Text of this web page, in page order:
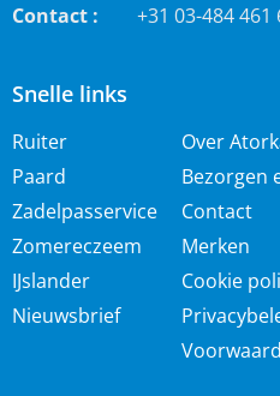
Snelle links
Ruiter
Paard
Zadelpasservice
Zomereczeem
IJslander
Nieuwsbrief
Over
Bezorgen
Contact
Merken
Cookie
Contact :
+31 03-484 461